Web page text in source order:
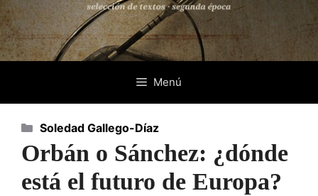
Menú
Orbán o Sánchez: ¿dónde
está el futuro de Europa?
Categorías
Soledad Gallego-Díaz